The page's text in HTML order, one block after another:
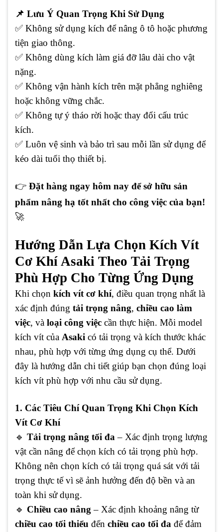
📌 Lưu Ý Quan Trọng Khi Sử Dụng
✅ Không sử dụng kích để nâng ô tô hoặc phương
tiện giao thông.
✅ Không dùng kích làm giá đỡ lâu dài cho vật
nặng.
✅ Không vận hành kích trên mặt phẳng nghiêng
hoặc không vững chắc.
✅ Không tự ý tháo rời hoặc thay đổi cấu trúc
kích.
✅ Luôn vệ sinh và bảo trì sau mỗi lần sử dụng để
kéo dài tuổi thọ thiết bị.
👉 Đặt hàng ngay hôm nay để sở hữu sản
phẩm nâng hạ tốt nhất cho công việc của bạn!
🚀
Hướng Dẫn Lựa Chọn Kích Vít
Cơ Khí Asaki Theo Tải Trọng
Phù Hợp Cho Từng Ứng Dụng
Khi chọn kích vít cơ khí, điều quan trọng nhất là
xác định đúng tải trọng nâng, chiều cao làm
việc, và loại công việc cần thực hiện. Mỗi model
kích vít của Asaki có tải trọng và kích thước khác
nhau, phù hợp với từng ứng dụng cụ thể. Dưới
đây là hướng dẫn chi tiết giúp bạn chọn đúng loại
kích vít phù hợp với nhu cầu sử dụng.
1. Các Tiêu Chí Quan Trọng Khi Chọn Kích
Vít Cơ Khí
🔹 Tải trọng nâng tối đa – Xác định trọng lượng
vật cần nâng để chọn kích có tải trọng phù hợp.
Không nên chọn kích có tải trọng quá sát với tải
trọng thực tế vì sẽ ảnh hưởng đến độ bền và an
toàn khi sử dụng.
🔹 Chiều cao nâng – Xác định khoảng nâng từ
chiều cao tối thiểu đến chiều cao tối đa để đảm